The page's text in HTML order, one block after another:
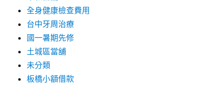
全身健康檢查費用
台中牙周治療
國一暑期先修
土城區當舖
未分類
板橋小額借款